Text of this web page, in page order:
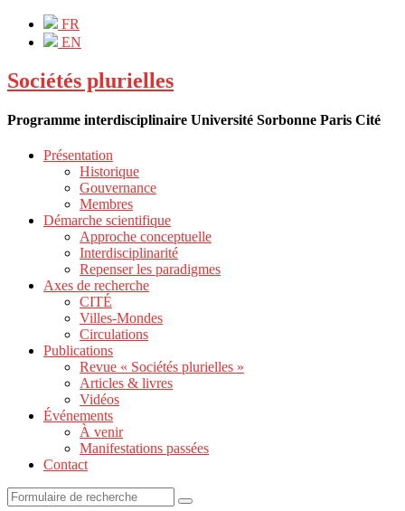
FR
EN
Sociétés plurielles
Programme interdisciplinaire Université Sorbonne Paris Cité
Présentation
Historique
Gouvernance
Membres
Démarche scientifique
Approche conceptuelle
Interdisciplinarité
Repenser les paradigmes
Axes de recherche
CITÉ
Villes-Mondes
Circulations
Publications
Revue « Sociétés plurielles »
Articles & livres
Vidéos
Événements
À venir
Manifestations passées
Contact